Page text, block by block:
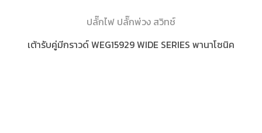
ปลั๊กไฟ ปลั๊กพ่วง สวิทช์
เต้ารับคู่มีกราวด์ WEG15929 WIDE SERIES พานาโซนิค